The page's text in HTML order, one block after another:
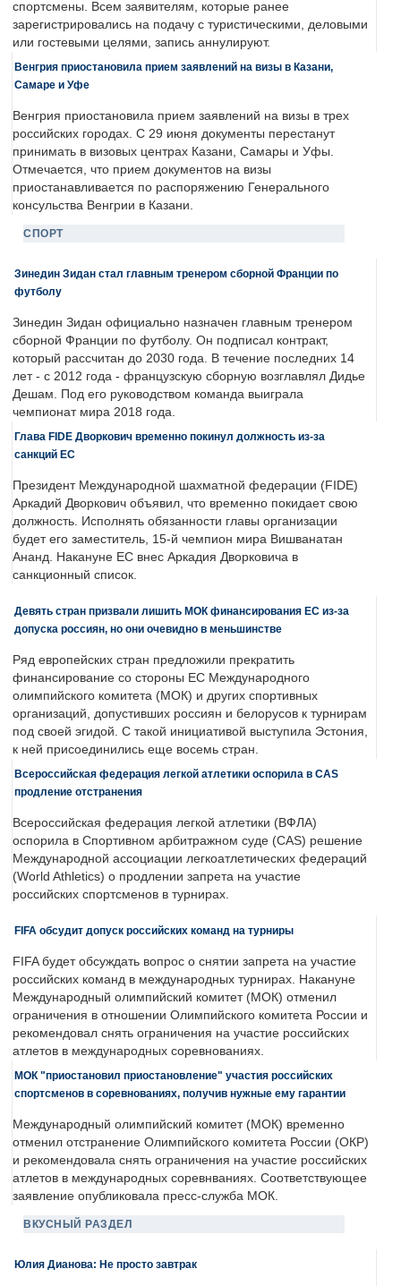
спортсмены. Всем заявителям, которые ранее
зарегистрировались на подачу с туристическими, деловыми
или гостевыми целями, запись аннулируют.
Венгрия приостановила прием заявлений на визы в Казани,
Самаре и Уфе
Венгрия приостановила прием заявлений на визы в трех
российских городах. С 29 июня документы перестанут
принимать в визовых центрах Казани, Самары и Уфы.
Отмечается, что прием документов на визы
приостанавливается по распоряжению Генерального
консульства Венгрии в Казани.
СПОРТ
Зинедин Зидан стал главным тренером сборной Франции по
футболу
Зинедин Зидан официально назначен главным тренером
сборной Франции по футболу. Он подписал контракт,
который рассчитан до 2030 года. В течение последних 14
лет - с 2012 года - французскую сборную возглавлял Дидье
Дешам. Под его руководством команда выиграла
чемпионат мира 2018 года.
Глава FIDE Дворкович временно покинул должность из-за
санкций ЕС
Президент Международной шахматной федерации (FIDE)
Аркадий Дворкович объявил, что временно покидает свою
должность. Исполнять обязанности главы организации
будет его заместитель, 15-й чемпион мира Вишванатан
Ананд. Накануне ЕС внес Аркадия Дворковича в
санкционный список.
Девять стран призвали лишить МОК финансирования ЕС из-за
допуска россиян, но они очевидно в меньшинстве
Ряд европейских стран предложили прекратить
финансирование со стороны ЕС Международного
олимпийского комитета (МОК) и других спортивных
организаций, допустивших россиян и белорусов к турнирам
под своей эгидой. С такой инициативой выступила Эстония,
к ней присоединились еще восемь стран.
Всероссийская федерация легкой атлетики оспорила в CAS
продление отстранения
Всероссийская федерация легкой атлетики (ВФЛА)
оспорила в Спортивном арбитражном суде (CAS) решение
Международной ассоциации легкоатлетических федераций
(World Athletics) о продлении запрета на участие
российских спортсменов в турнирах.
FIFA обсудит допуск российских команд на турниры
FIFA будет обсуждать вопрос о снятии запрета на участие
российских команд в международных турнирах. Накануне
Международный олимпийский комитет (МОК) отменил
ограничения в отношении Олимпийского комитета России и
рекомендовал снять ограничения на участие российских
атлетов в международных соревнованиях.
МОК "приостановил приостановление" участия российских
спортсменов в соревнованиях, получив нужные ему гарантии
Международный олимпийский комитет (МОК) временно
отменил отстранение Олимпийского комитета России (ОКР)
и рекомендовала снять ограничения на участие российских
атлетов в международных соревнваниях. Соответствующее
заявление опубликовала пресс-служба МОК.
ВКУСНЫЙ РАЗДЕЛ
Юлия Дианова: Не просто завтрак